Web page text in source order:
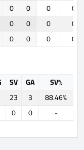
0 0 0
0
0 0 0
0
0 0 0 0
SV GA
SV%
23 3
88.46%
0 0 -